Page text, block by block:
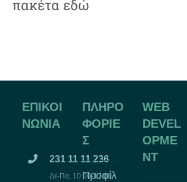
πακέτα εδώ
ΕΠΙΚΟΙ
ΝΩΝΙΑ
231 11 11 236
Δε-Πα, 10:00-17:00
ΠΛΗΡΟ
ΦΟΡΙΕ
Σ
Προφίλ
WEB
DEVEL
OPME
NT